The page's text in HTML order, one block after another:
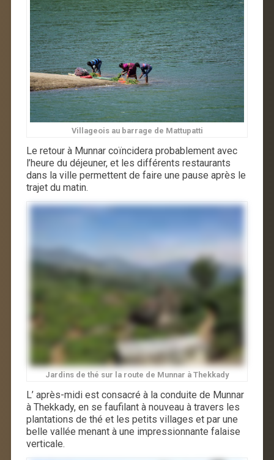
Villageois au barrage de Mattupatti
Le retour à Munnar coïncidera probablement avec
l’heure du déjeuner, et les différents restaurants
dans la ville permettent de faire une pause après le
trajet du matin.
Jardins de thé sur la route de Munnar à Thekkady
L’ après-midi est consacré à la conduite de Munnar
à Thekkady, en se faufilant à nouveau à travers les
plantations de thé et les petits villages et par une
belle vallée menant à une impressionnante falaise
verticale.